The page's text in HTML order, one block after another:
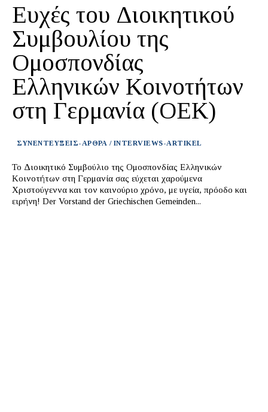
Ευχές του Διοικητικού
Συμβουλίου της
Ομοσπονδίας
Ελληνικών Κοινοτήτων
στη Γερμανία (OEK)
ΣΥΝΕΝΤΕΥΞΕΙΣ-ΑΡΘΡΑ / INTERVIEWS-ARTIKEL
Το Διοικητικό Συμβούλιο της Ομοσπονδίας Ελληνικών
Κοινοτήτων στη Γερμανία σας εύχεται χαρούμενα
Χριστούγεννα και τον καινούριο χρόνο, με υγεία, πρόοδο και
ειρήνη! Der Vorstand der Griechischen Gemeinden...